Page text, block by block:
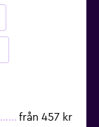
från 457 kr